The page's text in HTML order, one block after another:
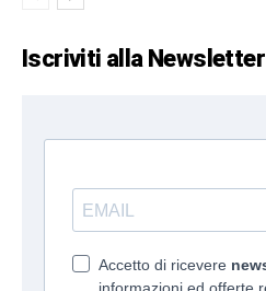
Iscriviti alla Newsletter